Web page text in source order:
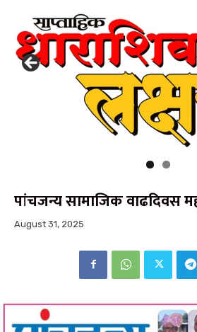
पांचजन्य सामाजिक वाढदिवस
August 31, 2025